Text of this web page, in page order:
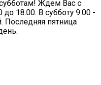
Ждем Вас с
18.00. В субботу 9.00 -
Последняя пятница